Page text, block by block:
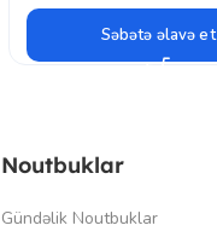
Səbətə əlavə et
Noutbuklar
Gündəlik Noutbuklar